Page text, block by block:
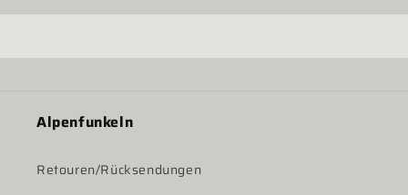
Alpenfunkeln
Retouren/Rücksendungen